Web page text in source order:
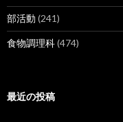
部活動 (241)
食物調理科(474)
最近の投稿